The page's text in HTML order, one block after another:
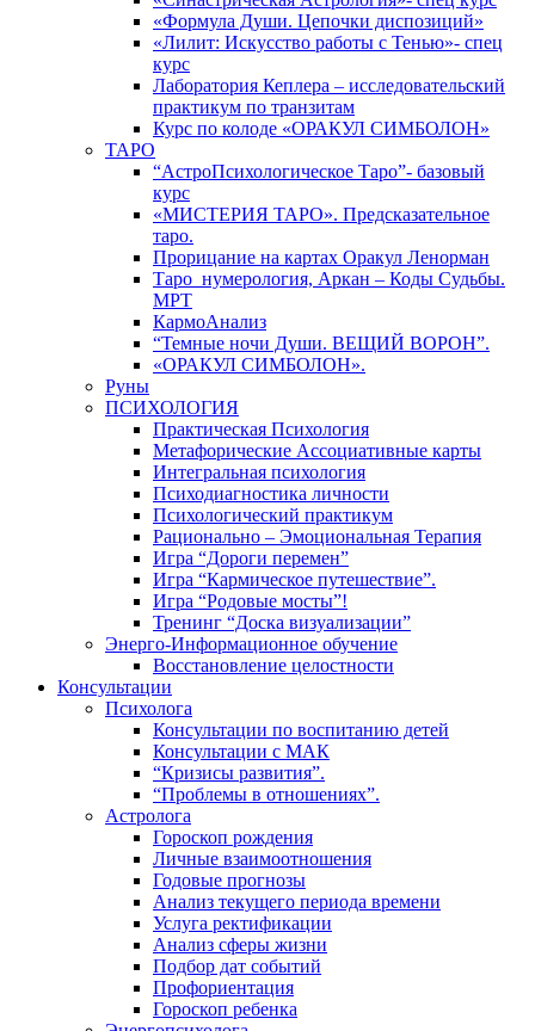
«Формула Души. Цепочки диспозиций»
«Лилит: Искусство работы с Тенью»- спец
курс
Лаборатория Кеплера – исследовательский
практикум по транзитам
Курс по колоде «ОРАКУЛ СИМБОЛОН»
ТАРО
“АстроПсихологическое Таро”- базовый
курс
«МИСТЕРИЯ ТАРО». Предсказательное
таро.
Прорицание на картах Оракул Ленорман
Таро_нумерология, Аркан – Коды Судьбы.
МРТ
КармоАнализ
“Темные ночи Души. ВЕЩИЙ ВОРОН”.
«ОРАКУЛ СИМБОЛОН».
Руны
ПСИХОЛОГИЯ
Практическая Психология
Метафорические Ассоциативные карты
Интегральная психология
Психодиагностика личности
Психологический практикум
Рационально – Эмоциональная Терапия
Игра “Дороги перемен”
Игра “Кармическое путешествие”.
Игра “Родовые мосты”!
Тренинг “Доска визуализации”
Энерго-Информационное обучение
Восстановление целостности
Консультации
Психолога
Консультации по воспитанию детей
Консультации с МАК
“Кризисы развития”.
“Проблемы в отношениях”.
Астролога
Гороскоп рождения
Личные взаимоотношения
Годовые прогнозы
Анализ текущего периода времени
Услуга ректификации
Анализ сферы жизни
Подбор дат событий
Профориентация
Гороскоп ребенка